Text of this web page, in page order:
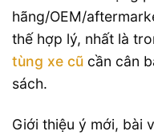
hãng/OEM/
thế hợp lý, nhất là
tùng xe cũ cần cân
sách.
Giới thiệu ý mới, bài